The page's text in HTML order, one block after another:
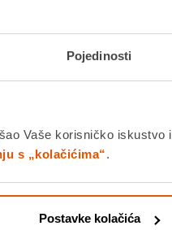
Pojedinosti
Vaše korisničko
s „kolačićima“.
Postavke kolačića
proizvoda Specifikacije